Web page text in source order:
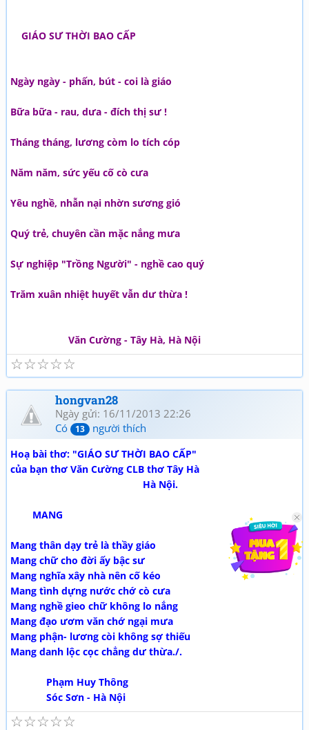
GIÁO SƯ THỜI BAO CẤP
Ngày ngày - phấn, bút - coi là giáo
Bữa bữa - rau, dưa - đích thị sư !
Tháng tháng, lương còm lo tích cóp
Năm năm, sức yếu cố cò cưa
Yêu nghề, nhẫn nại nhờn sương gió
Quý trẻ, chuyên cần mặc nắng mưa
Sự nghiệp "Trồng Người" - nghề cao quý
Trăm xuân nhiệt huyết vẫn dư thừa !
Văn Cường - Tây Hà, Hà Nội
☆
☆
☆
☆
☆
hongvan28
Ngày gửi: 16/11/2013 22:26
Có
13 người thích
Hoạ bài thơ: "GIÁO SƯ THỜI BAO CẤP"
của bạn thơ Văn Cường CLB thơ Tây Hà
Hà Nội.
MANG
Mang thân dạy trẻ là thầy giáo
Mang chữ cho đời ấy bậc sư
Mang nghĩa xây nhà nên cố kéo
Mang tình dựng nước chớ cò cưa
Mang nghề gieo chữ không lo nắng
Mang đạo ươm văn chớ ngại mưa
Mang phận- lương còi không sợ thiếu
Mang danh lộc cọc chẳng dư thừa./.
Phạm Huy Thông
Sóc Sơn - Hà Nội
☆
☆
☆
☆
☆